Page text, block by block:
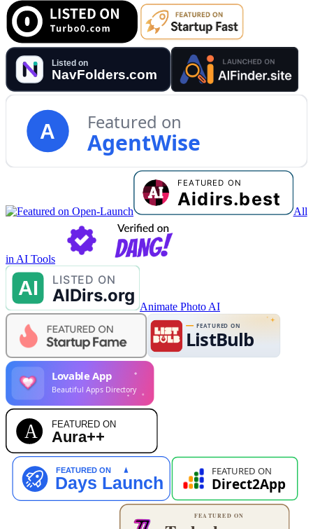
A Featured on
AgentWise
All
in AI Tools
Animate Photo AI